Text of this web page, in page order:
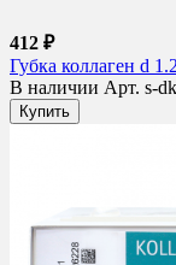
412 ₽
Губка коллаген d
В наличии Арт. s-
Купить